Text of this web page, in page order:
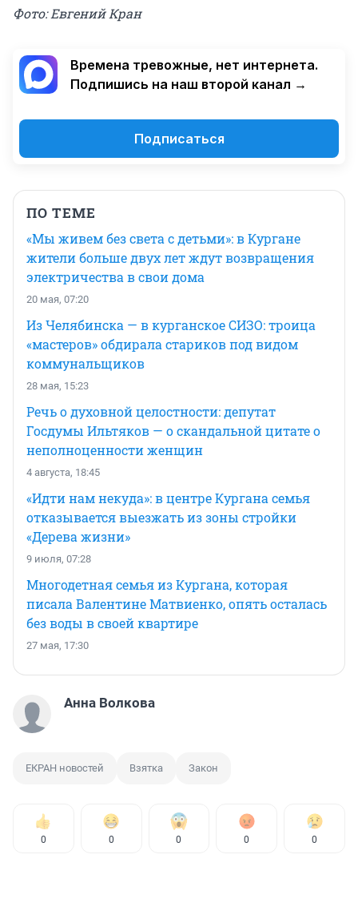
Фото: Евгений Кран
Времена тревожные, нет интернета.
Подпишись на наш второй канал →
Подписаться
ПО ТЕМЕ
«Мы живем без света с детьми»: в Кургане
жители больше двух лет ждут возвращения
электричества в свои дома
20 мая, 07:20
Из Челябинска — в курганское СИЗО: троица
«мастеров» обдирала стариков под видом
коммунальщиков
28 мая, 15:23
Речь о духовной целостности: депутат
Госдумы Ильтяков — о скандальной цитате о
неполноценности женщин
4 августа, 18:45
«Идти нам некуда»: в центре Кургана семья
отказывается выезжать из зоны стройки
«Дерева жизни»
9 июля, 07:28
Многодетная семья из Кургана, которая
писала Валентине Матвиенко, опять осталась
без воды в своей квартире
27 мая, 17:30
Анна Волкова
ЕКРАН новостей Взятка Закон
0 0 0 0 0